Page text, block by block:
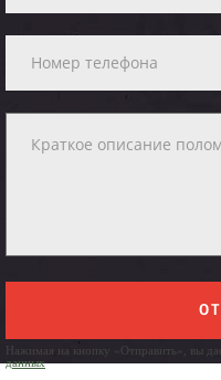
Нажимая на кнопку «Отправить», вы
данных